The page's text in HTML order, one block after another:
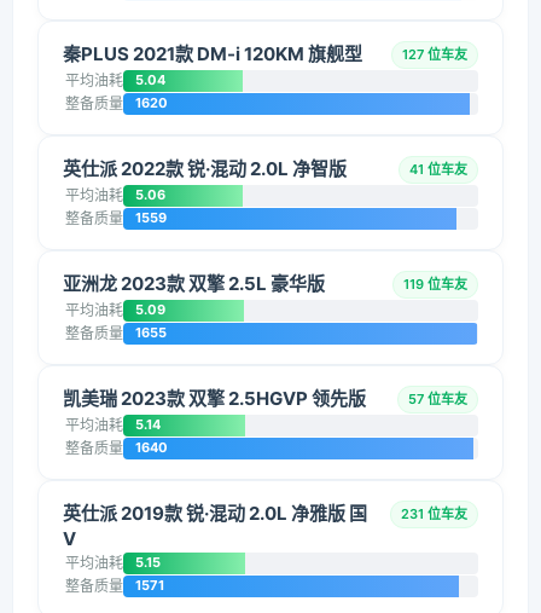
秦PLUS 2021款 DM-i 120KM 旗舰型 127 位车友
平均油耗 5.04
整备质量 1620
英仕派 2022款 锐·混动 2.0L 净智版 41 位车友
平均油耗 5.06
整备质量 1559
亚洲龙 2023款 双擎 2.5L 豪华版 119 位车友
平均油耗 5.09
整备质量 1655
凯美瑞 2023款 双擎 2.5HGVP 领先版 57 位车友
平均油耗 5.14
整备质量 1640
英仕派 2019款 锐·混动 2.0L 净雅版 国
V
231 位车友
平均油耗 5.15
整备质量 1571